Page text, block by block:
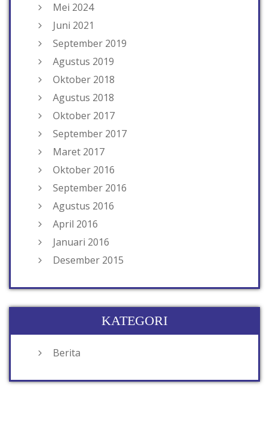
Mei 2024
Juni 2021
September 2019
Agustus 2019
Oktober 2018
Agustus 2018
Oktober 2017
September 2017
Maret 2017
Oktober 2016
September 2016
Agustus 2016
April 2016
Januari 2016
Desember 2015
KATEGORI
Berita